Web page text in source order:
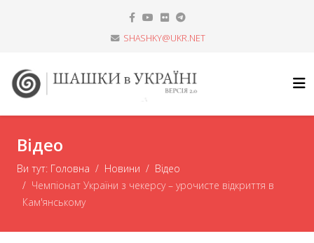
SHASHKY@UKR.NET
Відео
Ви тут: Головна Новини
Відео
Чемпіонат України з чекерсу – урочисте відкриття в
Кам'янському